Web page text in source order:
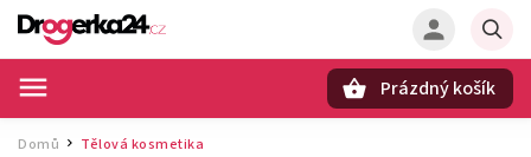
Prázdný košík
Domů / Tělová kosmetika